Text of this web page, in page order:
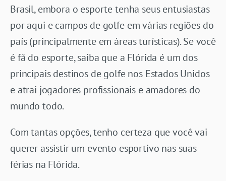
Brasil, embora o esporte tenha seus entusiastas
por aqui e campos de golfe em várias regiões do
país (principalmente em áreas turísticas). Se você
é fã do esporte, saiba que a Flórida é um dos
principais destinos de golfe nos Estados Unidos
e atrai jogadores profissionais e amadores do
mundo todo.
Com tantas opções, tenho certeza que você vai
querer assistir um evento esportivo nas suas
férias na Flórida.